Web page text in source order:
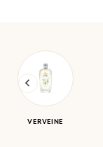
VERVEINE